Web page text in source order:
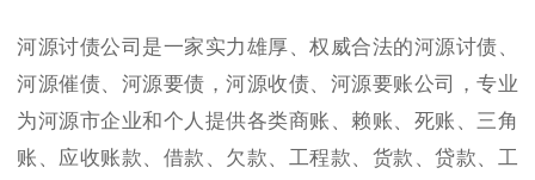
河源讨债公司是一家实力雄厚、权威合法的河源讨债、
河源催债、河源要债，河源收债、河源要账公司，专业
为河源市企业和个人提供各类商账、赖账、死账、三角
账、应收账款、借款、欠款、工程款、货款、贷款、工